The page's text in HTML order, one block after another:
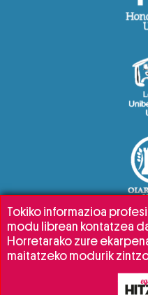
Tokiko informazioa
modu librean kontatzea
Horretarako zure
maitatzeko modurik